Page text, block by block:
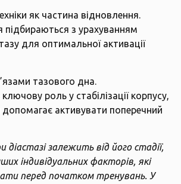
як частина відновлення.
з урахуванням
для оптимальної активації
тазового дна.
роль у стабілізації корпусу,
допомагає активувати поперечний
діастазі залежить від його стадії,
індивідуальних факторів, які
перед початком тренувань. У